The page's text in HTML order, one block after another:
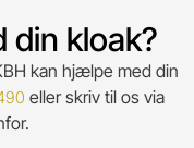
din kloak?
kan hjælpe med din
eller skriv til os via